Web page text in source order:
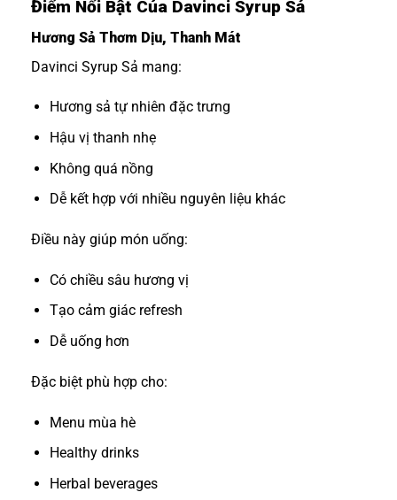
Điểm Nổi Bật Của Davinci Syrup Sả
Hương Sả Thơm Dịu, Thanh Mát
Davinci Syrup Sả mang:
Hương sả tự nhiên đặc trưng
Hậu vị thanh nhẹ
Không quá nồng
Dễ kết hợp với nhiều nguyên liệu khác
Điều này giúp món uống:
Có chiều sâu hương vị
Tạo cảm giác refresh
Dễ uống hơn
Đặc biệt phù hợp cho:
Menu mùa hè
Healthy drinks
Herbal beverages